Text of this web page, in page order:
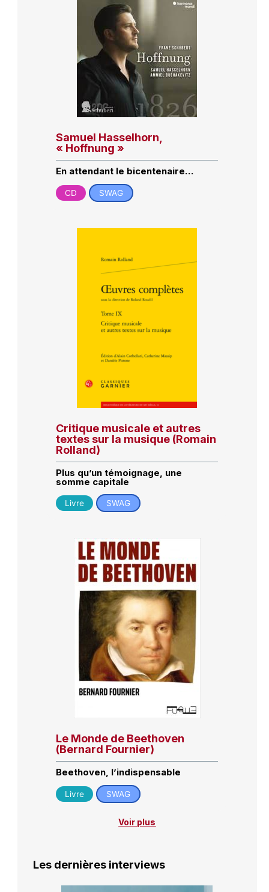
Samuel Hasselhorn,
« Hoffnung »
En attendant le bicentenaire…
CD SWAG
Critique musicale et autres
textes sur la musique (Romain
Rolland)
Plus qu’un témoignage, une
somme capitale
Livre SWAG
Le Monde de Beethoven
(Bernard Fournier)
Beethoven, l’indispensable
Livre SWAG
Voir plus
Les dernières interviews